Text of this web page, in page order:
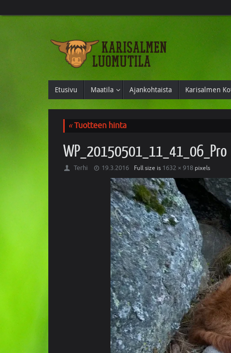
Etusivu Maatila Ajankohtaista Karisalmen
«Tuotteen hinta
WP_20150501_11_41_06_Pro
Terhi 19.3.2016 Full size is 1632 × 918 pixels